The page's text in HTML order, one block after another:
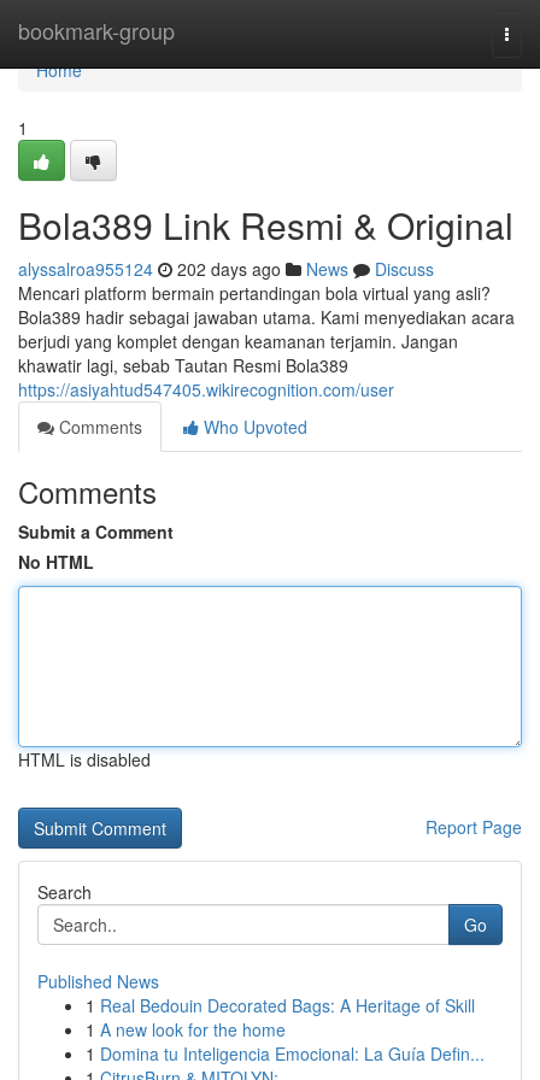
bookmark-group
Home
Home
1
Bola389 Link Resmi & Original
alyssalroa955124 202 days ago News
Discuss
Mencari platform bermain pertandingan bola virtual yang asli?
Bola389 hadir sebagai jawaban utama. Kami menyediakan acara
berjudi yang komplet dengan keamanan terjamin. Jangan
khawatir lagi, sebab Tautan Resmi Bola389
https://asiyahtud547405.wikirecognition.com/user
Comments
Who Upvoted
Comments
Submit a Comment
No HTML
HTML is disabled
Report Page
Search
Go
Published News
1 Real Bedouin Decorated Bags: A Heritage of Skill
1 A new look for the home
1 Domina tu Inteligencia Emocional: La Guía Defin...